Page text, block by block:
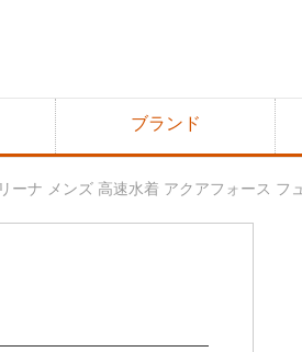
ブランド
ーナ メンズ 高速水着 アクアフォース フ